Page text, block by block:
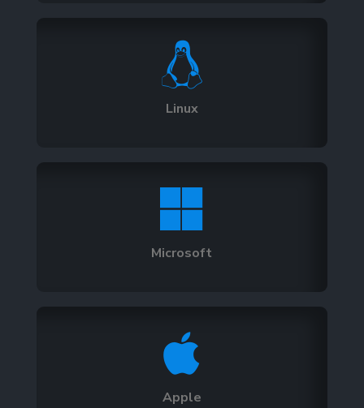

Linux

Microsoft

Apple